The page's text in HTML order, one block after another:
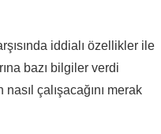
iddialı özellikler ile
bazı bilgiler verdi
çalışacağını merak